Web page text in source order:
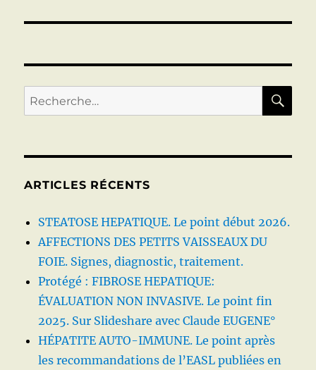
Recherche
pour :
ARTICLES RÉCENTS
STEATOSE HEPATIQUE. Le point début 2026.
AFFECTIONS DES PETITS VAISSEAUX DU
FOIE. Signes, diagnostic, traitement.
Protégé : FIBROSE HEPATIQUE:
ÉVALUATION NON INVASIVE. Le point fin
2025. Sur Slideshare avec Claude EUGENE°
HÉPATITE AUTO-IMMUNE. Le point après
les recommandations de l’EASL publiées en